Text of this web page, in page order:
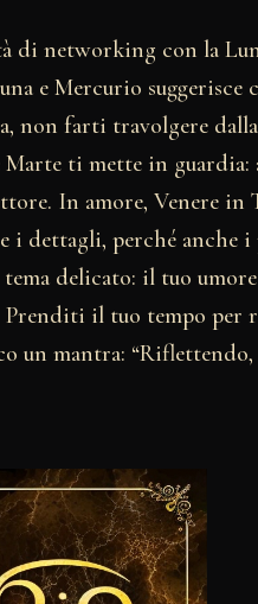
di networking con la
e Mercurio suggerisce
non farti travolgere
ti mette in guardia:
In amore, Venere in
i dettagli, perché anche
tema delicato: il tuo
il tuo tempo per
un mantra: “Riflettendo,